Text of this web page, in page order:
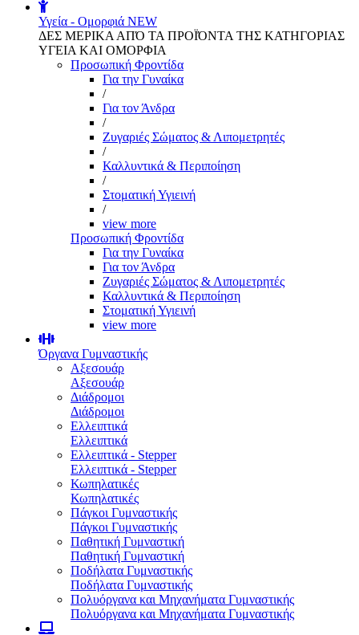
Υγεία - Ομορφιά NEW
ΔΕΣ ΜΕΡΙΚΑ ΑΠΌ ΤΑ ΠΡΟΪΌΝΤΑ ΤΗΣ ΚΑΤΗΓΟΡΙΑΣ
ΥΓΕΙΑ ΚΑΙ ΟΜΟΡΦΙΑ
Προσωπική Φροντίδα
Για την Γυναίκα
/
Για τον Άνδρα
/
Ζυγαριές Σώματος & Λιπομετρητές
/
Καλλυντικά & Περιποίηση
/
Στοματική Υγιεινή
/
view more
Προσωπική Φροντίδα
Για την Γυναίκα
Για τον Άνδρα
Ζυγαριές Σώματος & Λιπομετρητές
Καλλυντικά & Περιποίηση
Στοματική Υγιεινή
view more
Όργανα Γυμναστικής
Αξεσουάρ
Αξεσουάρ
Διάδρομοι
Διάδρομοι
Ελλειπτικά
Ελλειπτικά
Ελλειπτικά - Stepper
Ελλειπτικά - Stepper
Κωπηλατικές
Κωπηλατικές
Πάγκοι Γυμναστικής
Πάγκοι Γυμναστικής
Παθητική Γυμναστική
Παθητική Γυμναστική
Ποδήλατα Γυμναστικής
Ποδήλατα Γυμναστικής
Πολυόργανα και Μηχανήματα Γυμναστικής
Πολυόργανα και Μηχανήματα Γυμναστικής